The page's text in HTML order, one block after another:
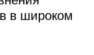
в широком